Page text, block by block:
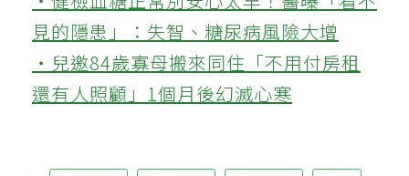
見的隱患」：失智、糖尿病風險大增
‧兒邀84歲寡母搬來同住「不用付房租
還有人照顧」1個月後幻滅心寒